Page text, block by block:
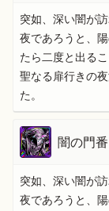
突如、深い闇が
夜であろうと、
たら二度と出る
聖なる扉行きの
た。
闇の門
突如、深い闇が
夜であろうと、